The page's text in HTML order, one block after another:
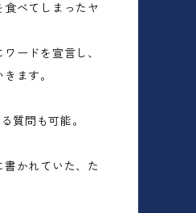
べてしまったヤ
ードを宣言し、
ます。
質問も可能。
かれていた、た